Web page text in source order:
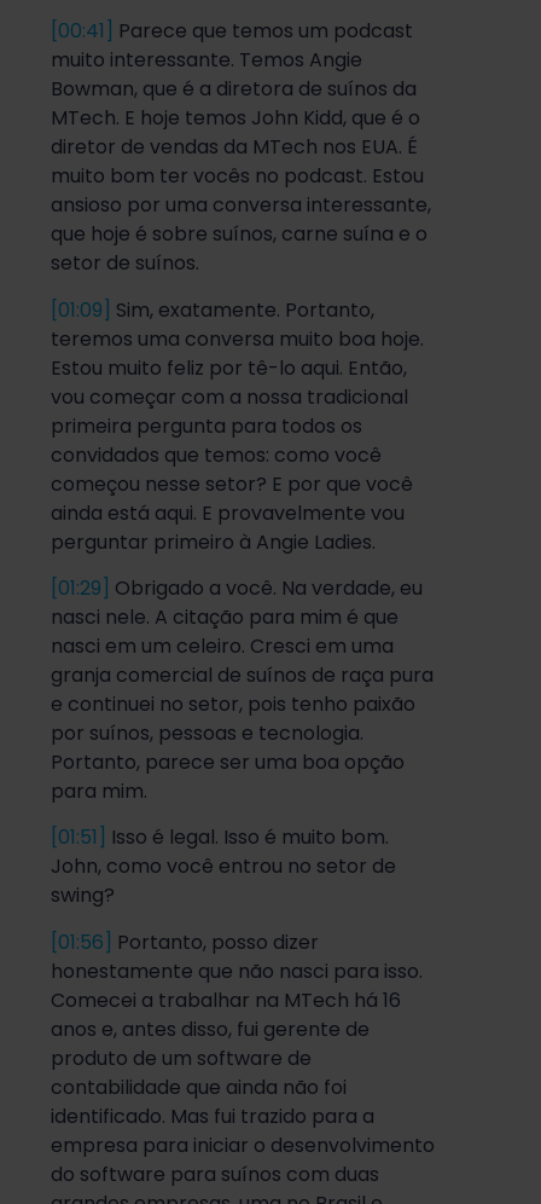
[00:41] Parece que temos um podcast
muito interessante. Temos Angie
Bowman, que é a diretora de suínos da
MTech. E hoje temos John Kidd, que é o
diretor de vendas da MTech nos EUA. É
muito bom ter vocês no podcast. Estou
ansioso por uma conversa interessante,
que hoje é sobre suínos, carne suína e o
setor de suínos.
[01:09] Sim, exatamente. Portanto,
teremos uma conversa muito boa hoje.
Estou muito feliz por tê-lo aqui. Então,
vou começar com a nossa tradicional
primeira pergunta para todos os
convidados que temos: como você
começou nesse setor? E por que você
ainda está aqui. E provavelmente vou
perguntar primeiro à Angie Ladies.
[01:29] Obrigado a você. Na verdade, eu
nasci nele. A citação para mim é que
nasci em um celeiro. Cresci em uma
granja comercial de suínos de raça pura
e continuei no setor, pois tenho paixão
por suínos, pessoas e tecnologia.
Portanto, parece ser uma boa opção
para mim.
[01:51] Isso é legal. Isso é muito bom.
John, como você entrou no setor de
swing?
[01:56]
Portanto, posso dizer
honestamente que não nasci para isso.
Comecei a trabalhar na MTech há 16
anos e, antes disso, fui gerente de
produto de um software de
contabilidade que ainda não foi
identificado. Mas fui trazido para a
empresa para iniciar o desenvolvimento
do software para suínos com duas